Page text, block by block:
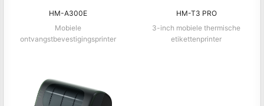
HM-A300E
Mobiele
ontvangstbevestigingsprinter
HM-T3 PRO
3-inch mobiele thermische
etikettenprinter